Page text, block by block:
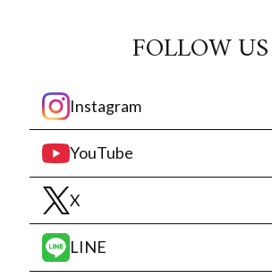
FOLLOW US
Instagram
YouTube
X
LINE